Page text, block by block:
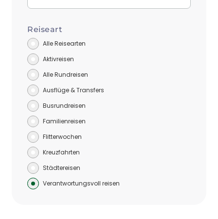
Reiseart
Alle Reisearten
Aktivreisen
Alle Rundreisen
Ausflüge & Transfers
Busrundreisen
Familienreisen
Flitterwochen
Kreuzfahrten
Städtereisen
Verantwortungsvoll reisen